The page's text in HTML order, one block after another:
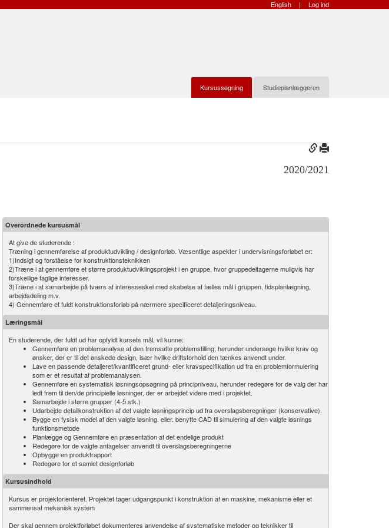
English | Log ind
Kursussøgning Studieplanlæggeren
2020/2021
Overordnede kursusmål
At give de studerende :
Træning i gennemførelse af produktudvikling / designforløb. Væsentlige aspekter i undervisningsforløbet er:
1)Indsigt og forståelse for konstruktionsteknikken
2)Træne i at gennemføre et større produktudviklingsprojekt i en gruppe, hvor gruppedeltagerne muligvis har
forskellige faglige interesser.
3)Træne i at samarbejde på tværs af interesseskel med skabelse af fælles mål i gruppen, tidsplanlægning,
arbejdsdeling m.v.
4) Gennemføre et fuldt konstruktionsforløb på nærmere specificeret detaljeringsniveau.
Læringsmål
En studerende, der fuldt ud har opfyldt kursets mål, vil kunne:
Gennemføre en problemanalyse af den fremsatte problemstilling, herunder undersøge hvilke krav og
ønsker, der er til det ønskede design, især hvilke driftsforhold den tænkes anvendt under.
Lave en passende detaljeret/kvantificeret grund- eller kravspecifikation ud fra en problemformulering
som er et resultat af problemanalysen.
Gennemføre en systematisk løsningsopsøgning på principniveau, herunder redegøre for de valg der har
ledt frem til den/de principielle løsninger, der er arbejdet videre med i projektet.
Samarbejde i større grupper (4-5 stk.)
Udarbejde detailkonstruktion af det valgte løsningsprincip ud fra overslagsberegninger (konservative).
Bygge en fysisk model af den valgte løsning. eller. benytte CAD til simulering af den valgte løsnings
funktionsmetode
Planlægge og Gennemføre en præsentation af det endelige produkt
Redegøre for de valgte antagelser anvendt til overslagsberegningerne
Opbygge en produktrapport
Redegøre for et samlet designforløb
Kursusindhold
Kursus er projektorienteret. Projektet tager udgangspunkt i konstruktion af en maskine, mekanisme eller et
sammensat mekanisk system
Der skal gennem projektforløbet dokumenteres anvendelse af systematiske metoder og teknikker til